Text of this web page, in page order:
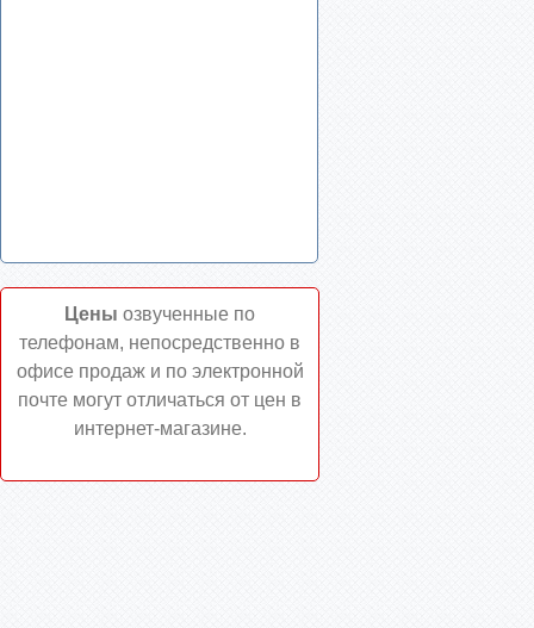
Цены озвученные по
телефонам, непосредственно в
офисе продаж и по электронной
почте могут отличаться от цен в
интернет-магазине.